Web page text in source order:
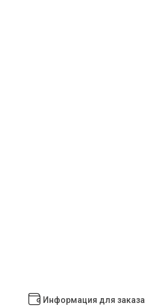
Информация для заказа